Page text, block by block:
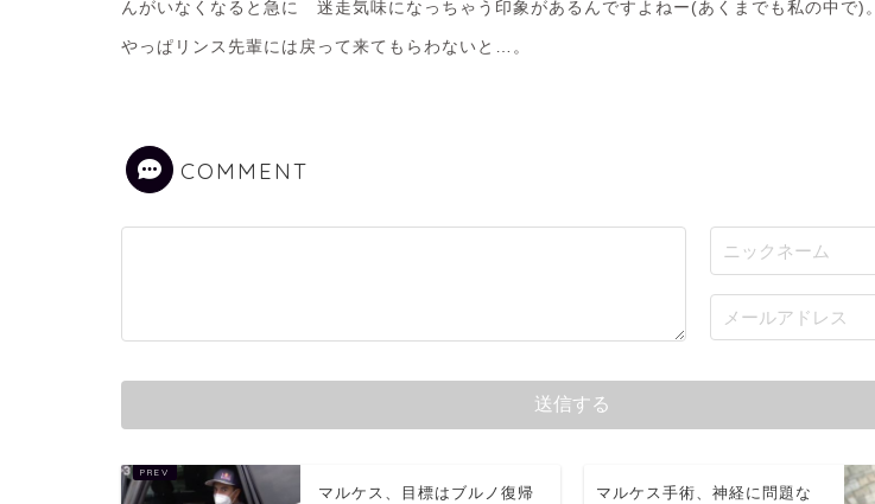
んがいなくなると急に 迷走気味になっちゃう印象があるんですよねー(あくまでも私の中で)。
やっぱリンス先輩には戻って来てもらわないと…。
COMMENT
マルケス、目標はブルノ復帰 マルケス手術、神経に問題な